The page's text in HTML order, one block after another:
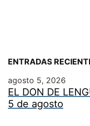
ENTRADAS
agosto 5, 2026
EL DON DE
5 de agosto